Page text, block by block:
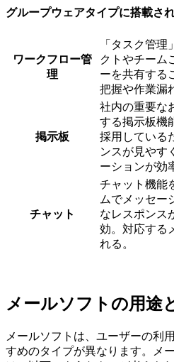
グループウェアタイプに搭載さ
ワークフロー管
理
「タスク管
クトやチーム
ーを共有する
把握や作業漏
掲示板
社内の重要な
する掲示板機
採用している
ンスが見やす
ーションが効
チャット
チャット機能
ムでメッセー
なレスポンス
効。対応する
れる。
メールソフトの用途
メールソフトは、ユーザーの利
すめのタイプが異なります。メ